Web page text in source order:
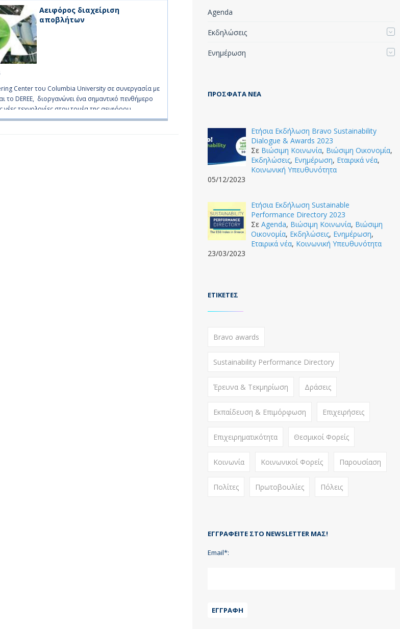
Αειφόρος διαχείριση
αποβλήτων
Center του Columbia University σε συνεργασία με
το DEREE, διοργανώνει ένα σημαντικό πενθήμερο
νέες τεχνολογίες στον τομέα της αειφόρου
αποβλήτων και τις προοπτικές στην περιοχή της
Agenda
Εκδηλώσεις
Ενημέρωση
ΠΡΌΣΦΑΤΑ ΝΈΑ
Ετήσια Εκδήλωση Bravo Sustainability
Dialogue & Awards 2023
Σε Βιώσιμη Κοινωνία, Βιώσιμη Οικονομία,
Εκδηλώσεις, Ενημέρωση, Εταιρικά νέα,
Κοινωνική Υπευθυνότητα
05/12/2023
Ετήσια Εκδήλωση Sustainable
Performance Directory 2023
ΣεAgenda, Βιώσιμη Κοινωνία, Βιώσιμη
Οικονομία, Εκδηλώσεις, Ενημέρωση,
Εταιρικά νέα, Κοινωνική Υπευθυνότητα
23/03/2023
ΕΤΙΚΈΤΕΣ
Bravo awards
Sustainability Performance Directory
Έρευνα & Τεκμηρίωση Δράσεις
Εκπαίδευση & Επιμόρφωση Επιχειρήσεις
Επιχειρηματικότητα Θεσμικοί Φορείς
Κοινωνία Κοινωνικοί Φορείς Παρουσίαση
Πολίτες Πρωτοβουλίες Πόλεις
ΕΓΓΡΑΦΕΊΤΕ ΣΤΟ NEWSLETTER ΜΑΣ!
Email*:
ΕΓΓΡΑΦΉ